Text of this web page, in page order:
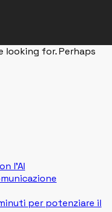
looking for. Perhaps
l’AI
per potenziare il